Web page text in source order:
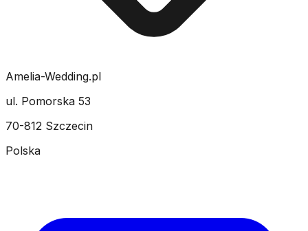
Amelia-Wedding.pl
ul. Pomorska 53
70-812 Szczecin
Polska